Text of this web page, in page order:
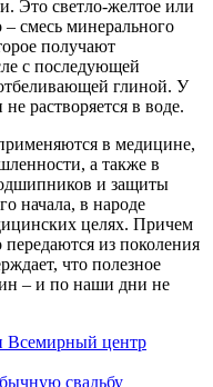
Это светло-желтое или
смесь минерального
получают
с последующей
глиной. У
растворяется в воде.
в медицине,
а также в
и защиты
начала, в народе
целях. Причем
из поколения
что полезное
– и по наши дни не
Всемирный центр
свадьбу